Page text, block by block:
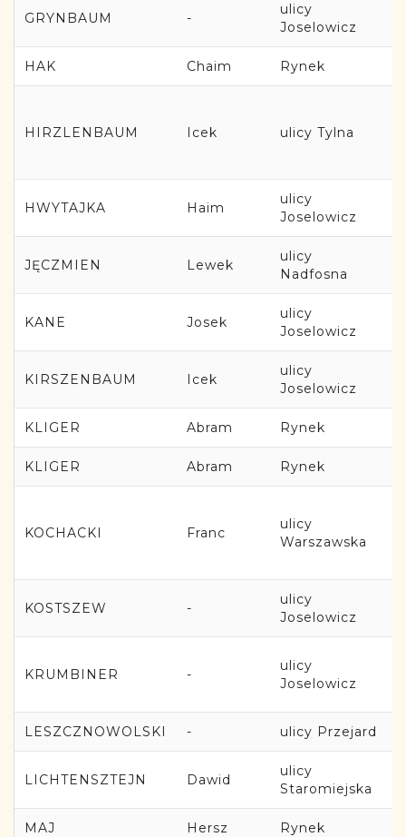
GRYNBAUM -
ulicy
Joselowicz
HAK Chaim Rynek
HIRZLENBAUM Icek ulicy Tylna
HWYTAJKA Haim
ulicy
Joselowicz
JĘCZMIEN Lewek
ulicy
Nadfosna
KANE Josek
ulicy
Joselowicz
KIRSZENBAUM Icek
ulicy
Joselowicz
KLIGER Abram Rynek
KLIGER Abram Rynek
KOCHACKI Franc
ulicy
Warszawska
KOSTSZEW -
ulicy
Joselowicz
KRUMBINER -
ulicy
Joselowicz
LESZCZNOWOLSKI - ulicy Przejard
LICHTENSZTEJN Dawid
ulicy
Staromiejska
MAJ Hersz Rynek